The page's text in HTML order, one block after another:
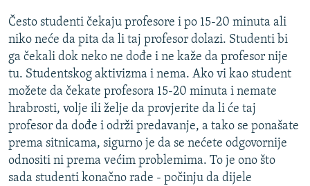
Često studenti čekaju profesore i po 15-20 minuta ali
niko neće da pita da li taj profesor dolazi. Studenti bi
ga čekali dok neko ne dođe i ne kaže da profesor nije
tu. Studentskog aktivizma i nema. Ako vi kao student
možete da čekate profesora 15-20 minuta i nemate
hrabrosti, volje ili želje da provjerite da li će taj
profesor da dođe i održi predavanje, a tako se ponašate
prema sitnicama, sigurno je da se nećete odgovornije
odnositi ni prema većim problemima. To je ono što
sada studenti konačno rade - počinju da dijele